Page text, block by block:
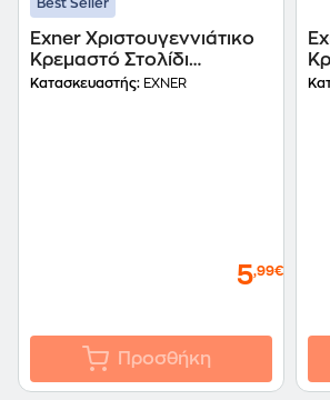
Best Seller
Exner Χριστουγεννιάτικο
Κρεμαστό Στολίδι
Μεταλλικό - Σκυλάκι
Κατασκευαστής: EXNER
5,99€
Προσθήκη